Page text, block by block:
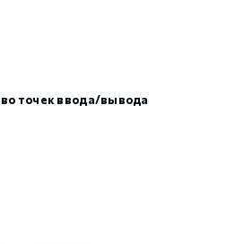
точек ввода/вывода